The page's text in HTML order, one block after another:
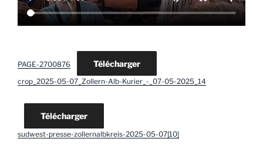
PAGE-2700876 Télécharger
crop_2025-05-07_Zollern-Alb-Kurier_-_07-05-2025_14
Télécharger
sudwest-presse-zollernalbkreis-2025-05-07[10]